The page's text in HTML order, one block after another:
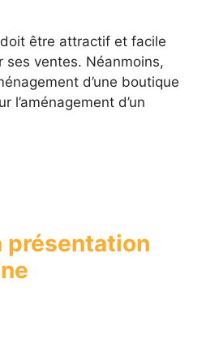
doit être attractif et facile
ses ventes. Néanmoins,
d’une boutique
l’aménagement d’un
présentation